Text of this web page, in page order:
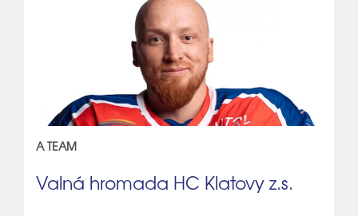
A TEAM
Valná hromada HC Klatovy z.s.